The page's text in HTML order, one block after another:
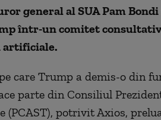
general al SUA Pam
într-un comitet
care Trump a demis-o din
parte din Consiliul
(PCAST), potrivit Axios,